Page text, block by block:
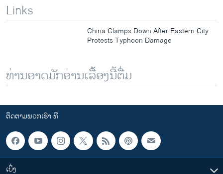
Links
China Clamps Down After Eastern City
Protests Typhoon Damage
ທ່ານອາດມັກອ່ານເລື້ອງນີ້ຕື່ມ
ຕິດຕາມພວກເຮົາ ທີ່
ເບິ່ງ